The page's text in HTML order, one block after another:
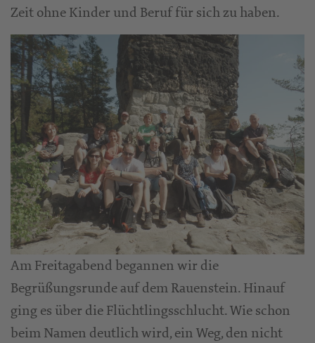
Zeit ohne Kinder und Beruf für sich zu haben.
Am Freitagabend begannen wir die
Begrüßungsrunde auf dem Rauenstein. Hinauf
ging es über die Flüchtlingsschlucht. Wie schon
beim Namen deutlich wird, ein Weg, den nicht